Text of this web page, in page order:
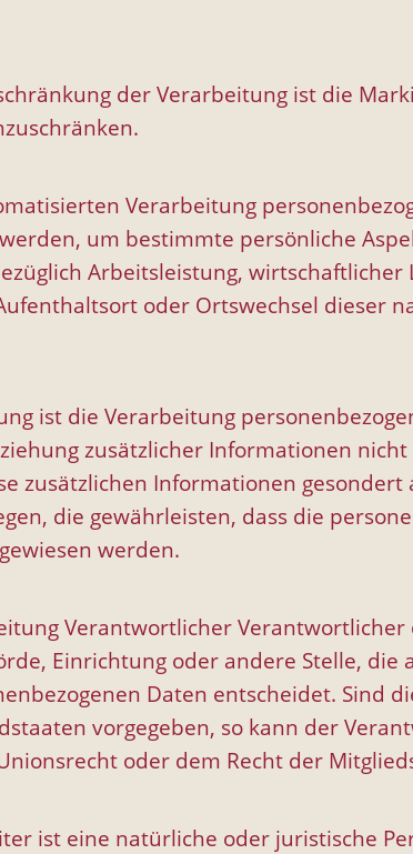
der Verarbeitung ist die
Verarbeitung
um bestimmte persönliche
Arbeitsleistung,
oder Ortswechsel dieser
ist die Verarbeitung
zusätzlicher Informationen
zusätzlichen Informationen
die gewährleisten, dass die
werden.
Verantwortlicher
Einrichtung oder andere Stelle,
Daten entscheidet. Sind
vorgegeben, so kann der
oder dem Recht der
ist eine natürliche oder juristische